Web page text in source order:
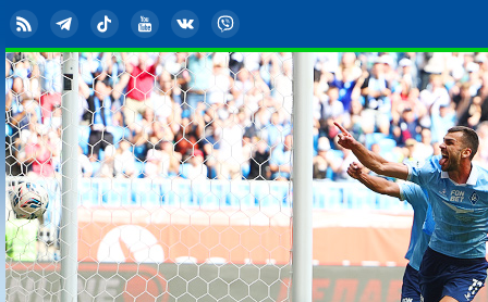
RSS TelegramTikTok YouTubeВКонтакте